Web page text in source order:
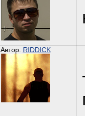
Автор: RIDDICK